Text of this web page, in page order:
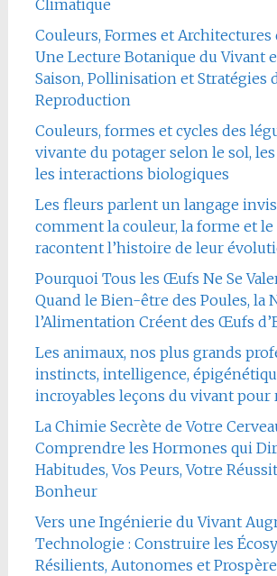
Climatique
Couleurs, Formes et Architectures
Une Lecture Botanique du Vivant
Saison, Pollinisation et Stratégies
Reproduction
Couleurs, formes et cycles des
vivante du potager selon le sol,
les interactions biologiques
Les fleurs parlent un langage
comment la couleur, la forme et
racontent l’histoire de leur
Pourquoi Tous les Œufs Ne Se
Quand le Bien-être des Poules, la
l’Alimentation Créent des Œufs
Les animaux, nos plus grands
instincts, intelligence,
incroyables leçons du vivant pour
La Chimie Secrète de Votre
Comprendre les Hormones qui
Habitudes, Vos Peurs, Votre
Bonheur
Vers une Ingénierie du Vivant
Technologie : Construire les
Résilients, Autonomes et